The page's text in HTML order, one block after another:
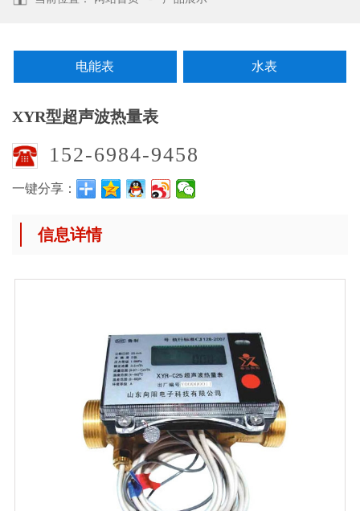
电能表 水表
XYR型超声波热量表
152-6984-9458
一键分享：
信息详情